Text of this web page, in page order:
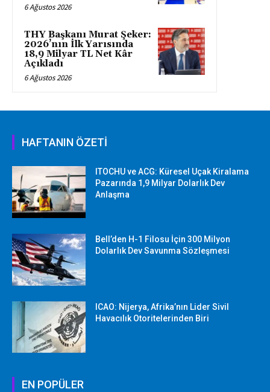
6 Ağustos 2026
THY Başkanı Murat Şeker:
2026’nın İlk Yarısında
18,9 Milyar TL Net Kâr
Açıkladı
6 Ağustos 2026
HAFTANIN ÖZETİ
ITOCHU ve ACG: Küresel Uçak Kiralama
Pazarında 1,9 Milyar Dolarlık Dev
Anlaşma
Bell’den H-1 Filosu İçin 300 Milyon
Dolarlık Dev Savunma Sözleşmesi
ICAO: Nijerya, Afrika’nın Lider Sivil
Havacılık Otoritelerinden Biri
EN POPÜLER